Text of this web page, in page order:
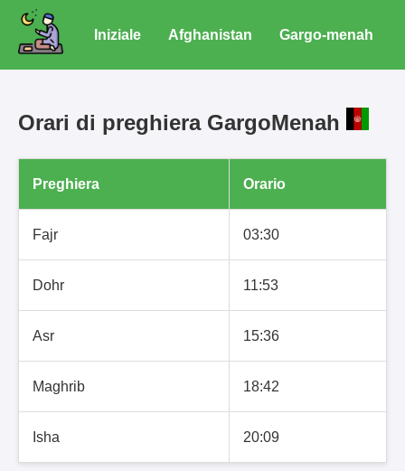
Iniziale Afghanistan Gargo-menah
Orari di preghiera GargoMenah
Preghiera Orario
Fajr 03:30
Dohr 11:53
Asr 15:36
Maghrib 18:42
Isha 20:09